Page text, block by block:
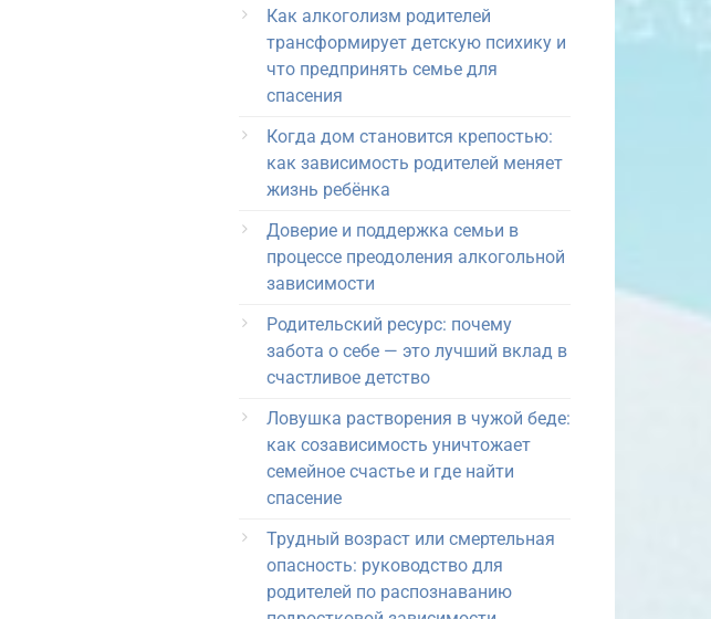
Как алкоголизм родителей
трансформирует детскую психику и
что предпринять семье для
спасения
Когда дом становится крепостью:
как зависимость родителей меняет
жизнь ребёнка
Доверие и поддержка семьи в
процессе преодоления алкогольной
зависимости
Родительский ресурс: почему
забота о себе — это лучший вклад в
счастливое детство
Ловушка растворения в чужой беде:
как созависимость уничтожает
семейное счастье и где найти
спасение
Трудный возраст или смертельная
опасность: руководство для
родителей по распознаванию